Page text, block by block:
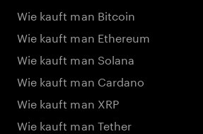
Wie kauft man Bitcoin
Wie kauft man Ethereum
Wie kauft man Solana
Wie kauft man Cardano
Wie kauft man XRP
Wie kauft man Tether